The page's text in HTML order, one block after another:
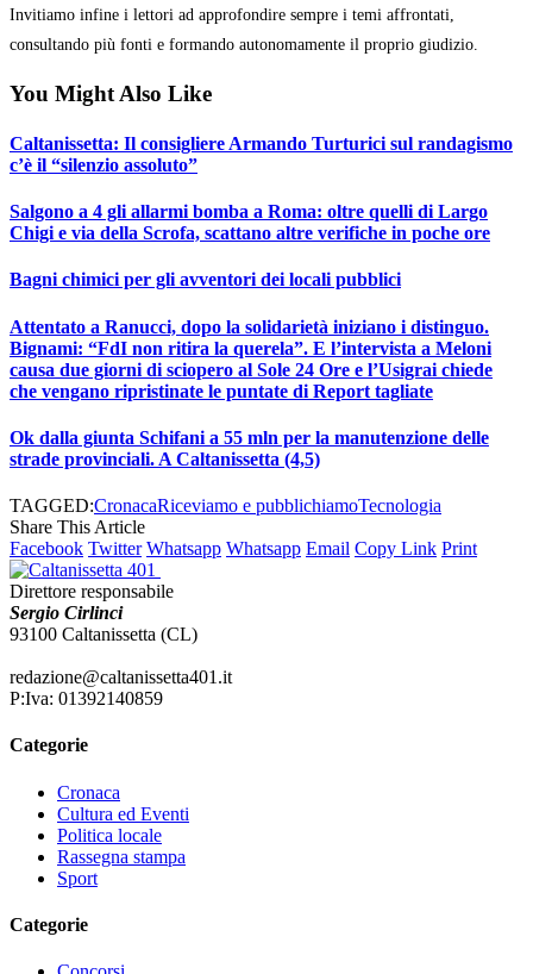
Invitiamo infine i lettori ad approfondire sempre i temi affrontati,
consultando più fonti e formando autonomamente il proprio giudizio.
You Might Also Like
Caltanissetta: Il consigliere Armando Turturici sul randagismo
c’è il “silenzio assoluto”
Salgono a 4 gli allarmi bomba a Roma: oltre quelli di Largo
Chigi e via della Scrofa, scattano altre verifiche in poche ore
Bagni chimici per gli avventori dei locali pubblici
Attentato a Ranucci, dopo la solidarietà iniziano i distinguo.
Bignami: “FdI non ritira la querela”. E l’intervista a Meloni
causa due giorni di sciopero al Sole 24 Ore e l’Usigrai chiede
che vengano ripristinate le puntate di Report tagliate
Ok dalla giunta Schifani a 55 mln per la manutenzione delle
strade provinciali. A Caltanissetta (4,5)
TAGGED:CronacaRiceviamo e pubblichiamoTecnologia
Share This Article
Facebook Twitter Whatsapp Whatsapp Email Copy Link Print
Direttore responsabile
Sergio Cirlinci
93100 Caltanissetta (CL)
redazione@caltanissetta401.it
P:Iva: 01392140859
Categorie
Cronaca
Cultura ed Eventi
Politica locale
Rassegna stampa
Sport
Categorie